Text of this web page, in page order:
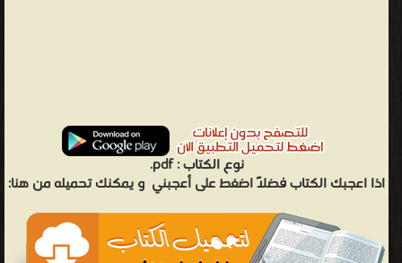
نوع الكتاب :pdf.
اذا اعجبك الكتاب فضلاً اضغط على أعجبني و يمكنك تحميله من هنا: